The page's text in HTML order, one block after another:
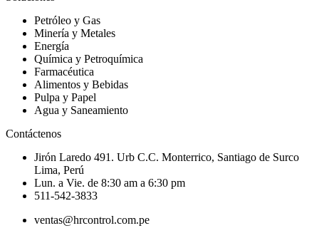
Petróleo y Gas
Minería y Metales
Energía
Química y Petroquímica
Farmacéutica
Alimentos y Bebidas
Pulpa y Papel
Agua y Saneamiento
Contáctenos
Jirón Laredo 491. Urb C.C. Monterrico, Santiago de Surco
Lima, Perú
Lun. a Vie. de 8:30 am a 6:30 pm
511-542-3833
ventas@hrcontrol.com.pe